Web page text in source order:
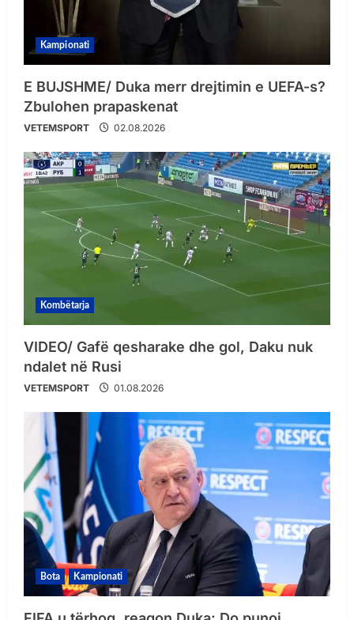
Kampionati
E BUJSHME/ Duka merr drejtimin e UEFA-s?
Zbulohen prapaskenat
VETEMSPORT 02.08.2026
Kombëtarja
VIDEO/ Gafë qesharake dhe gol, Daku nuk
ndalet në Rusi
VETEMSPORT 01.08.2026
Bota Kampionati